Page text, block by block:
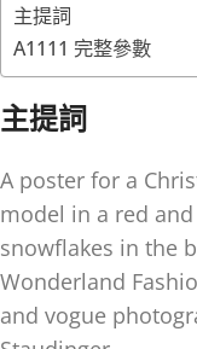
主提詞
A1111 完整參數
主提詞
A poster for a
model in a red
snowflakes in the
Wonderland
and vogue